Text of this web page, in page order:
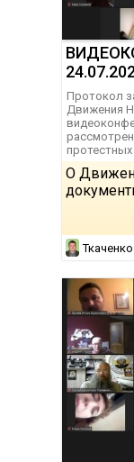
Протокол
Движения
протестных
О